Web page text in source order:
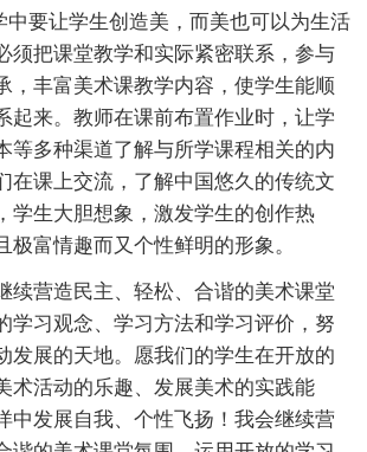
中要让学生创造美，而美也可以为生活
须把课堂教学和实际紧密联系，参与
，丰富美术课教学内容，使学生能顺
起来。教师在课前布置作业时，让学
等多种渠道了解与所学课程相关的内
在课上交流，了解中国悠久的传统文
学生大胆想象，激发学生的创作热
极富情趣而又个性鲜明的形象。
续营造民主、轻松、合谐的美术课堂
学习观念、学习方法和学习评价，努
发展的天地。愿我们的学生在开放的
术活动的乐趣、发展美术的实践能
中发展自我、个性飞扬！我会继续营